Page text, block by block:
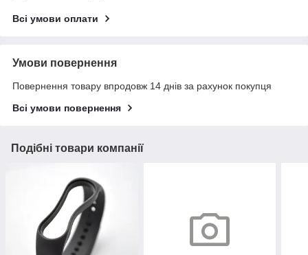
Всі умови оплати
Умови повернення
Повернення товару впродовж 14 днів за рахунок покупця
Всі умови повернення
Подібні товари компанії